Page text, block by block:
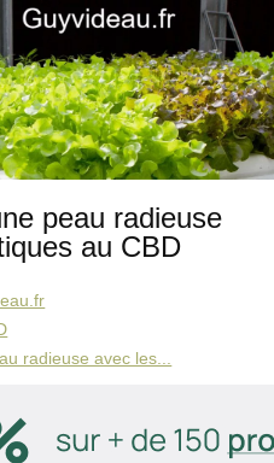
peau radieuse
au CBD
radieuse avec les...